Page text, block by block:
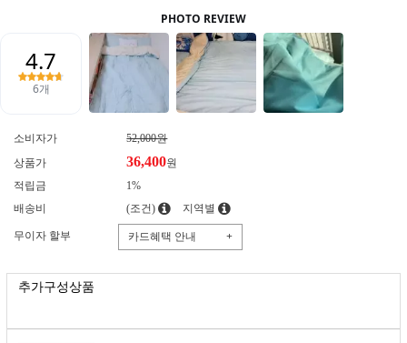
소비자가
52,000원
상품가
36,400원
적립금
1%
배송비
(조건) 지역별
무이자 할부 카드혜택 안내 +
추가구성상품